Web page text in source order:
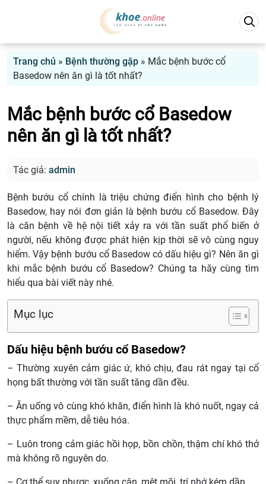
Trang chủ » Bệnh thường gặp » Mắc bệnh bước cổ
Basedow nên ăn gì là tốt nhất?
Mắc bệnh bước cổ Basedow
nên ăn gì là tốt nhất?
Tác giả: admin
Bệnh bướu cổ chính là triệu chứng điển hình cho bệnh lý
Basedow, hay nói đơn giản là bệnh bướu cổ Basedow. Đây
là căn bệnh về hệ nội tiết xảy ra với tần suất phổ biến ở
người, nếu không được phát hiện kịp thời sẽ vô cùng nguy
hiểm. Vậy bệnh bướu cổ Basedow có dấu hiệu gì? Nên ăn gì
khi mắc bệnh bướu cổ Basedow? Chúng ta hãy cùng tìm
hiểu qua bài viết này nhé.
Mục lục
Dấu hiệu bệnh bướu cổ Basedow?
– Thường xuyên cảm giác ứ, khó chịu, đau rát ngay tại cổ
họng bất thường với tần suất tăng dần đều.
– Ăn uống vô cùng khó khăn, điển hình là khó nuốt, ngay cả
thực phẩm mềm, dễ tiêu hóa.
– Luôn trong cảm giác hồi họp, bồn chồn, thậm chí khó thở
mà không rõ nguyên do.